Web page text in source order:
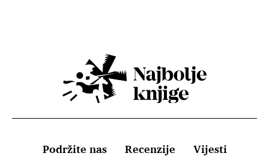
Podržite nas Recenzije Vijesti